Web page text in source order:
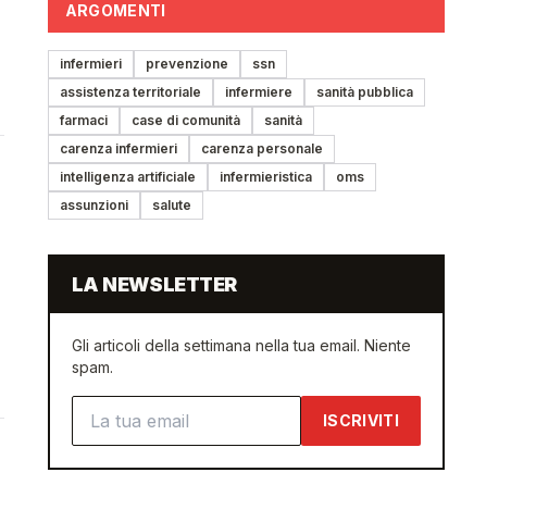
ARGOMENTI
infermieri prevenzione
ssn
assistenza territoriale
infermiere
sanità pubblica
farmaci
case di comunità
sanità
carenza infermieri
carenza personale
intelligenza artificiale
infermieristica
oms
assunzioni
salute
LA NEWSLETTER
Gli articoli della settimana nella tua email. Niente
spam.
ISCRIVITI